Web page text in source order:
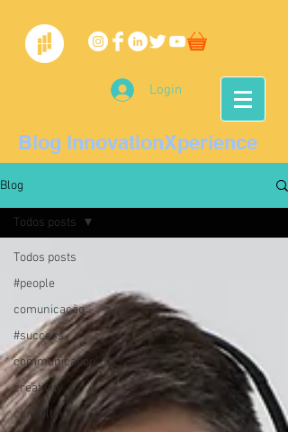
Login
Blog InnovationXperience
Blog
Todos posts
#people
comunicação
#success
communication
creativity
consulting
Todos posts